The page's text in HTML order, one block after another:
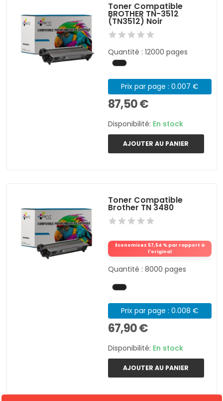
Toner Compatible
BROTHER TN-3512
(TN3512) Noir
Quantité : 12000 pages
Prix par page : 0.007 €
87,50 €
Disponibilité: En stock
AJOUTER AU PANIER
Toner Compatible
Brother TN 3480
Économisez 57,54 % par rapport à
l'original
Quantité : 8000 pages
Prix par page : 0.008 €
67,90 €
Disponibilité: En stock
AJOUTER AU PANIER